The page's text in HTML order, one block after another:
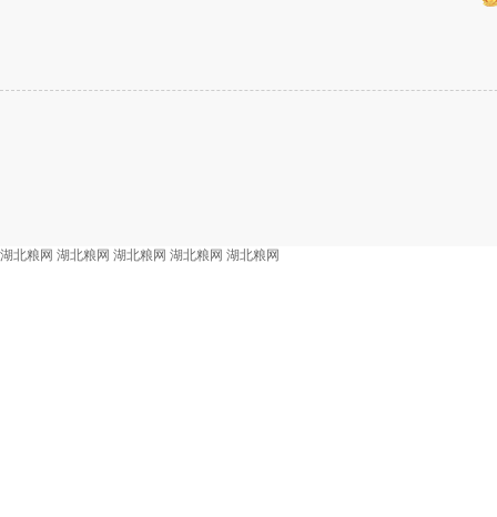
湖北粮网 湖北粮网 湖北粮网 湖北粮网 湖北粮网